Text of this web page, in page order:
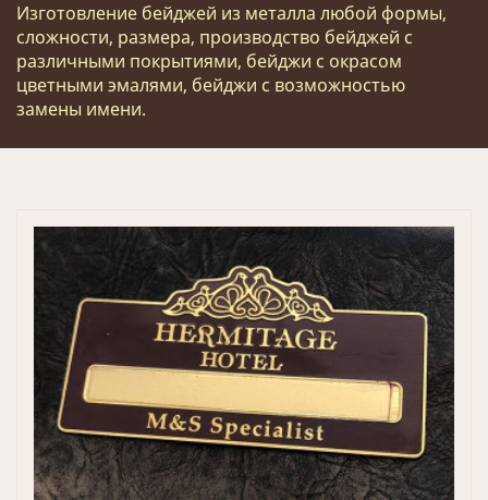
Изготовление бейджей из металла любой формы,
сложности, размера, производство бейджей с
различными покрытиями, бейджи с окрасом
цветными эмалями, бейджи с возможностью
замены имени.